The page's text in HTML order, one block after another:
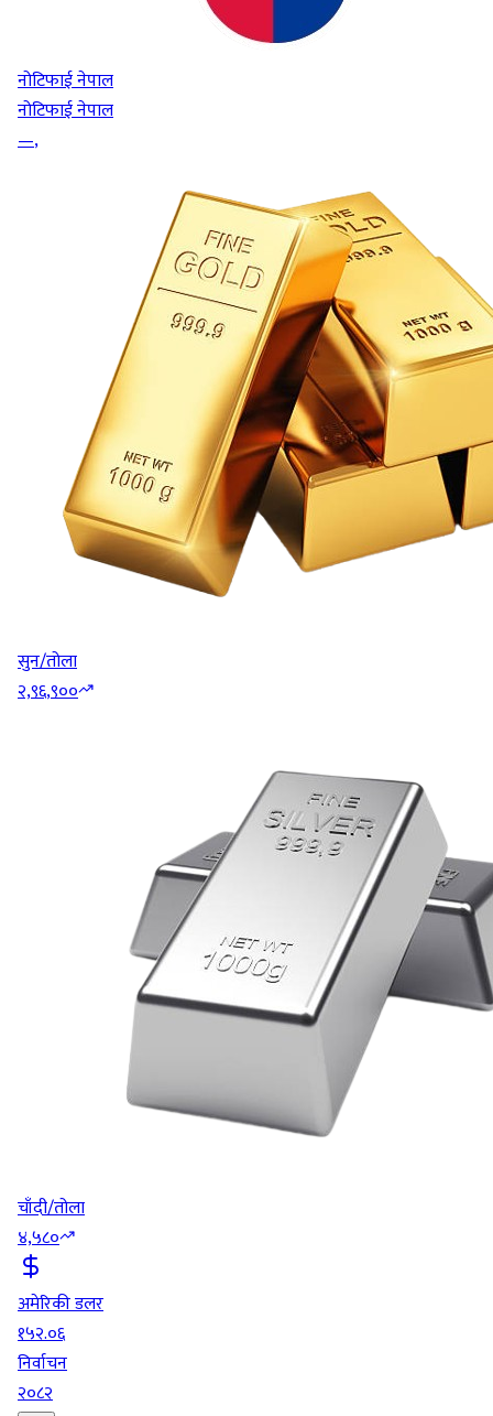
नोटिफाई नेपाल
नोटिफाई नेपाल
—,
सुन/तोला
२,९६,९००
चाँदी/तोला
४,५८०
अमेरिकी डलर
१५२.०६
निर्वाचन
२०८२